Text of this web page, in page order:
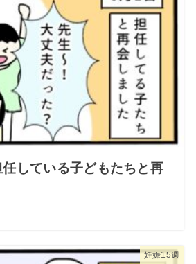
している子どもたちと再
妊娠15週